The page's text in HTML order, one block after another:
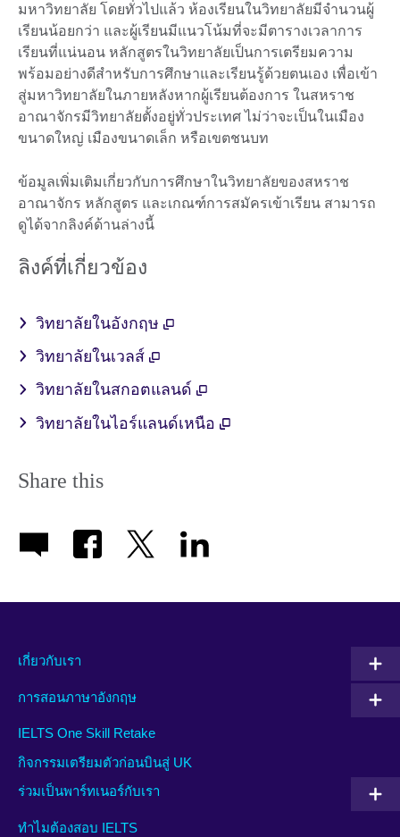
มหาวิทยาลัย โดยทั่วไปแล้ว ห้องเรียนในวิทยาลัยมีจำนวนผู้
เรียนน้อยกว่า และผู้เรียนมีแนวโน้มที่จะมีตารางเวลาการ
เรียนที่แน่นอน หลักสูตรในวิทยาลัยเป็นการเตรียมความ
พร้อมอย่างดีสำหรับการศึกษาและเรียนรู้ด้วยตนเอง เพื่อเข้า
สู่มหาวิทยาลัยในภายหลังหากผู้เรียนต้องการ ในสหราช
อาณาจักรมีวิทยาลัยตั้งอยู่ทั่วประเทศ ไม่ว่าจะเป็นในเมือง
ขนาดใหญ่ เมืองขนาดเล็ก หรือเขตชนบท
ข้อมูลเพิ่มเติมเกี่ยวกับการศึกษาในวิทยาลัยของสหราช
อาณาจักร หลักสูตร และเกณฑ์การสมัครเข้าเรียน สามารถ
ดูได้จากลิงค์ด้านล่างนี้
ลิงค์ที่เกี่ยวข้อง
วิทยาลัยในอังกฤษ
วิทยาลัยในเวลส์
วิทยาลัยในสกอตแลนด์
วิทยาลัยในไอร์แลนด์เหนือ
Share this
เกี่ยวกับเรา
การสอนภาษาอังกฤษ
IELTS One Skill Retake
กิจกรรมเตรียมตัวก่อนบินสู่ UK
ร่วมเป็นพาร์ทเนอร์กับเรา
ทำไมต้องสอบ IELTS